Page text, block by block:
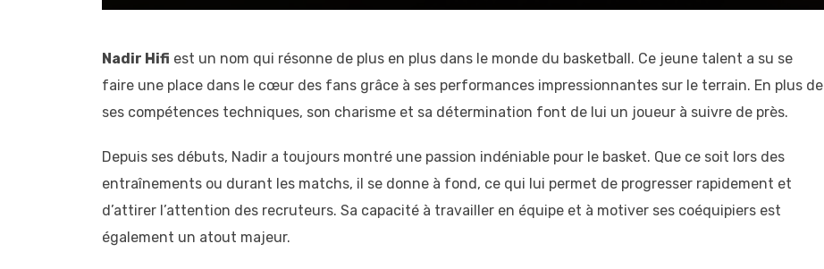
Nadir Hifi est un nom qui résonne de plus en plus dans le monde du basketball. Ce jeune talent a su se
faire une place dans le cœur des fans grâce à ses performances impressionnantes sur le terrain. En plus de
ses compétences techniques, son charisme et sa détermination font de lui un joueur à suivre de près.
Depuis ses débuts, Nadir a toujours montré une passion indéniable pour le basket. Que ce soit lors des
entraînements ou durant les matchs, il se donne à fond, ce qui lui permet de progresser rapidement et
d’attirer l’attention des recruteurs. Sa capacité à travailler en équipe et à motiver ses coéquipiers est
également un atout majeur.